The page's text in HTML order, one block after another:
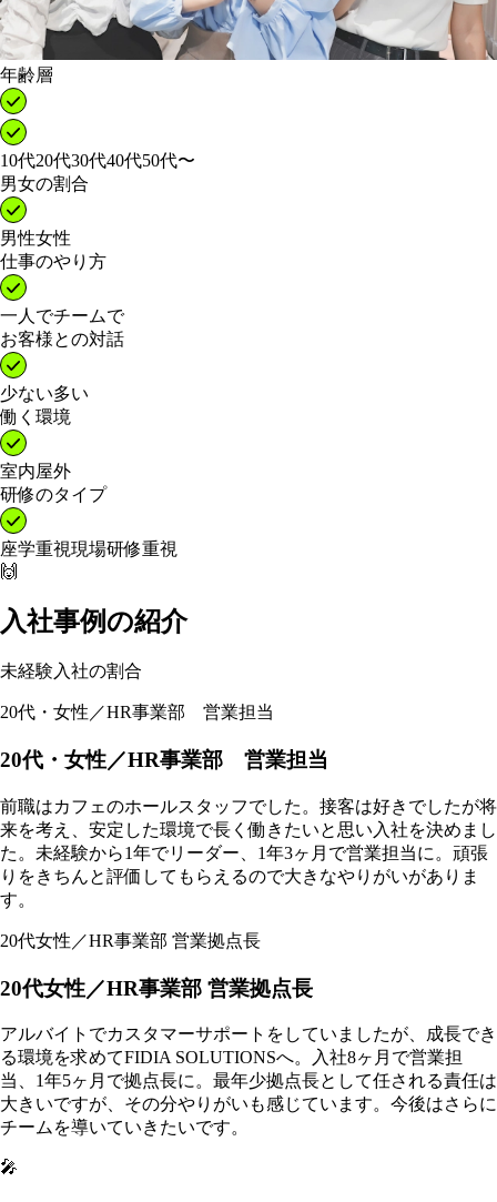
年齢層
10代20代30代40代50代〜
男女の割合
男性女性
仕事のやり方
一人でチームで
お客様との対話
少ない多い
働く環境
室内屋外
研修のタイプ
座学重視現場研修重視
🙌
入社事例の紹介
未経験入社の割合
20代・女性／HR事業部 営業担当
20代・女性／HR事業部 営業担当
前職はカフェのホールスタッフでした。接客は好きでしたが将
来を考え、安定した環境で長く働きたいと思い入社を決めまし
た。未経験から1年でリーダー、1年3ヶ月で営業担当に。頑張
りをきちんと評価してもらえるので大きなやりがいがありま
す。
20代女性／HR事業部 営業拠点長
20代女性／HR事業部 営業拠点長
アルバイトでカスタマーサポートをしていましたが、成長でき
る環境を求めてFIDIA SOLUTIONSへ。入社8ヶ月で営業担
当、1年5ヶ月で拠点長に。最年少拠点長として任される責任は
大きいですが、その分やりがいも感じています。今後はさらに
チームを導いていきたいです。
🎤